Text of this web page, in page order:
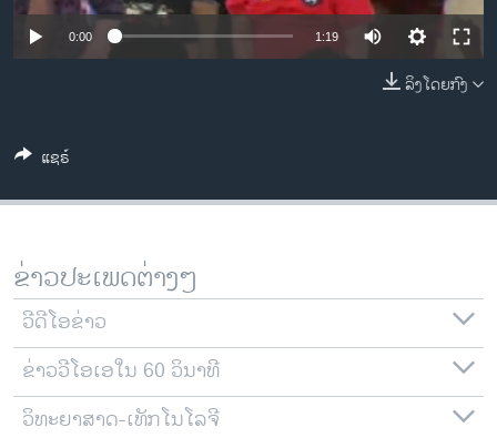
ຊຸມຊົນຊາວລາວ
ວິທະຍາສາດ-ເທັກໂນໂລຈີ
ພາສາອັງກິດ
ລາຍການກະຈາຍສຽງ
ລາຍງານ
ຕິດຕາມພວກເຮົາ ທີ່
ພາສາຕ່າງໆ
0:00 1:19
ລິງໂດຍກົງ
ແຊຣ໌
ຂ່າວປະເພດຕ່າງໆ
ວີດີໂອຂ່າວ
ຂ່າວວີໂອເອໃນ 60 ວິນາທີ
ວິທະຍາສາດ-ເທັກໂນໂລຈີ